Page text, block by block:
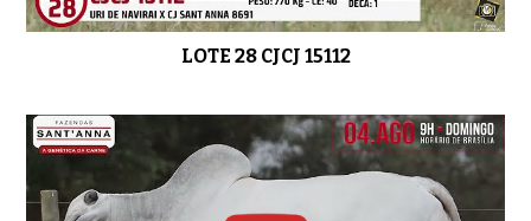
LOTE 28 CJCJ 15112